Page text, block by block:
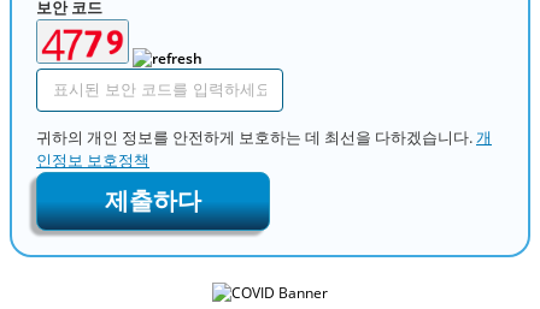
보안 코드
귀하의 개인 정보를 안전하게 보호하는 데 최선을 다하겠습니다.개
인정보 보호정책
제출하다